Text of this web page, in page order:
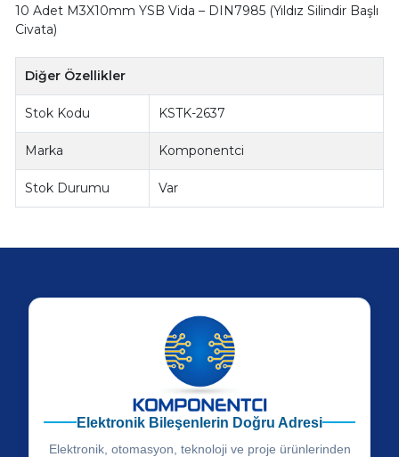
10 Adet M3X10mm YSB Vida – DIN7985 (Yıldız Silindir Başlı
Civata)
Diğer Özellikler
Stok Kodu KSTK-2637
Marka Komponentci
Stok Durumu Var
Elektronik Bileşenlerin Doğru Adresi
Elektronik, otomasyon, teknoloji ve proje ürünlerinden